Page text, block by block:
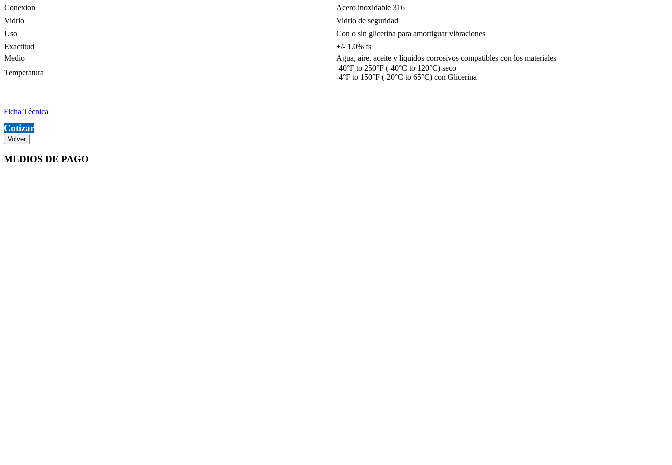
Conexion
Acero inoxidable 316
Vidrio
Vidrio de seguridad
Uso
Con o sin glicerina para amortiguar vibraciones
Exactitud
+/- 1.0% fs
Medio
Agua, aire, aceite y líquidos corrosivos compatibles con los materiales
Temperatura
-40°F to 250°F (-40°C to 120°C) seco
-4°F to 150°F (-20°C to 65°C) con Glicerina
Ficha Técnica
Cotizar
Volver
MEDIOS DE PAGO